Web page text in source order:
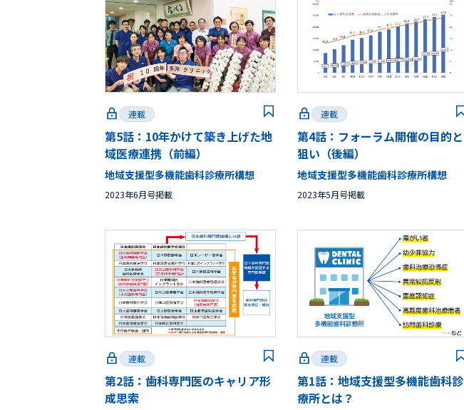
連載
第5話：10年かけて築き上げた地
域医療連携（前編）
地域支援型多機能歯科診療所構想
2023年6月号掲載
連載
第4話：フォーラム開催の目的と
狙い（後編）
地域支援型多機能歯科診療所構想
2023年5月号掲載
連載
第2話：歯科専門医のキャリア形
成思索
連載
第1話：地域支援型多機能歯科診
療所とは？